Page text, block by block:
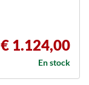
€ 1.124,00
En stock